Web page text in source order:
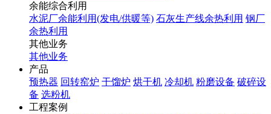
余能综合利用
水泥厂余能利用(发电/供暖等) 石灰生产线余热利用 钢厂
余热利用
其他业务
其他业务
产品
预热器 回转窑炉 干馏炉 烘干机 冷却机 粉磨设备 破碎设
备 选粉机
工程案例